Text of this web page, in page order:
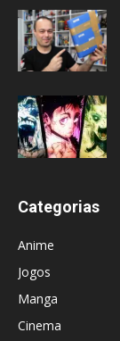
Categorias
Anime
Jogos
Manga
Cinema